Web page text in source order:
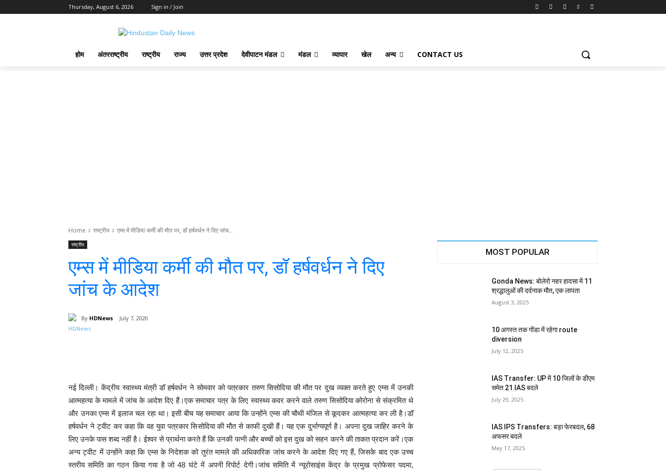
Thursday, August 6, 2026 Sign in / Join
होम अंतरराष्ट्रीय राष्ट्रीय राज्य उत्तर प्रदेश देवीपाटन मंडल मंडल व्यापार खेल अन्य CONTACT US
Home राष्ट्रीय एम्स में मीडिया कर्मी की मौत पर, डॉ हर्षवर्धन ने दिए जांच...
राष्ट्रीय
एम्स में मीडिया कर्मी की मौत पर, डॉ हर्षवर्धन ने दिए
जांच के आदेश
By HDNews July 7, 2020
नई दिल्ली। केंद्रीय स्वास्थ्य मंत्री डॉ हर्षवर्धन ने सोमवार को पत्रकार तरुण सिसोदिया की मौत पर दुख व्यक्त करते हुए एम्स में उनकी
आत्महत्या के मामले में जांच के आदेश दिए हैं।एक समाचार पत्र के लिए स्वास्थ्य कवर करने वाले तरुण सिसोदिया कोरोना से संक्रमित थे
और उनका एम्स में इलाज चल रहा था। इसी बीच यह समाचार आया कि उन्होंने एम्स की चौथी मंजिल से कूदकर आत्महत्या कर ली है।डॉ
हर्षवर्धन ने ट्वीट कर कहा कि वह युवा पत्रकार सिसोदिया की मौत से काफी दुखी हैं। यह एक दुर्भाग्यपूर्ण है। अपना दुख जाहिर करने के
लिए उनके पास शब्द नहीं है। ईश्वर से प्रार्थना करते हैं कि उनकी पत्नी और बच्चों को इस दुख को सहन करने की ताकत प्रदान करें।एक
अन्य ट्वीट में उन्होंने कहा कि एम्स के निदेशक को तुरंत मामले की अधिकारिक जांच करने के आदेश दिए गए हैं, जिसके बाद एक उच्च
स्तरीय समिति का गठन किया गया है जो 48 घंटे में अपनी रिपोर्ट देगी।जांच समिति में न्यूरोसाइंस केंद्र के प्रमुख प्रोफेसर पदमा,
MOST POPULAR
Gonda News: बोलेरो नहर हादसा में 11
श्रद्धालुओं की दर्दनाक मौत, एक लापता
August 3, 2025
10 अगस्त तक गोंडा में रहेगा route
diversion
July 12, 2025
IAS Transfer: UP में 10 जिलों के डीएम
समेत 21 IAS बदले
July 29, 2025
IAS IPS Transfers: बड़ा फेरबदल, 68
अफसर बदले
May 17, 2025